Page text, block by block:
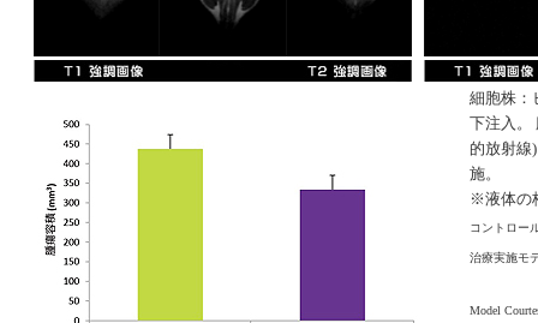
細胞株：
下注入。
的放射線
施。
※液体の
コントロー
治療実施モ
Model